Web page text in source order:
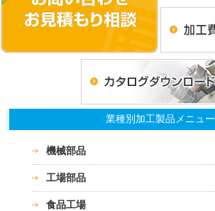
業種別加工製品メニュー
機械部品
工場部品
食品工場